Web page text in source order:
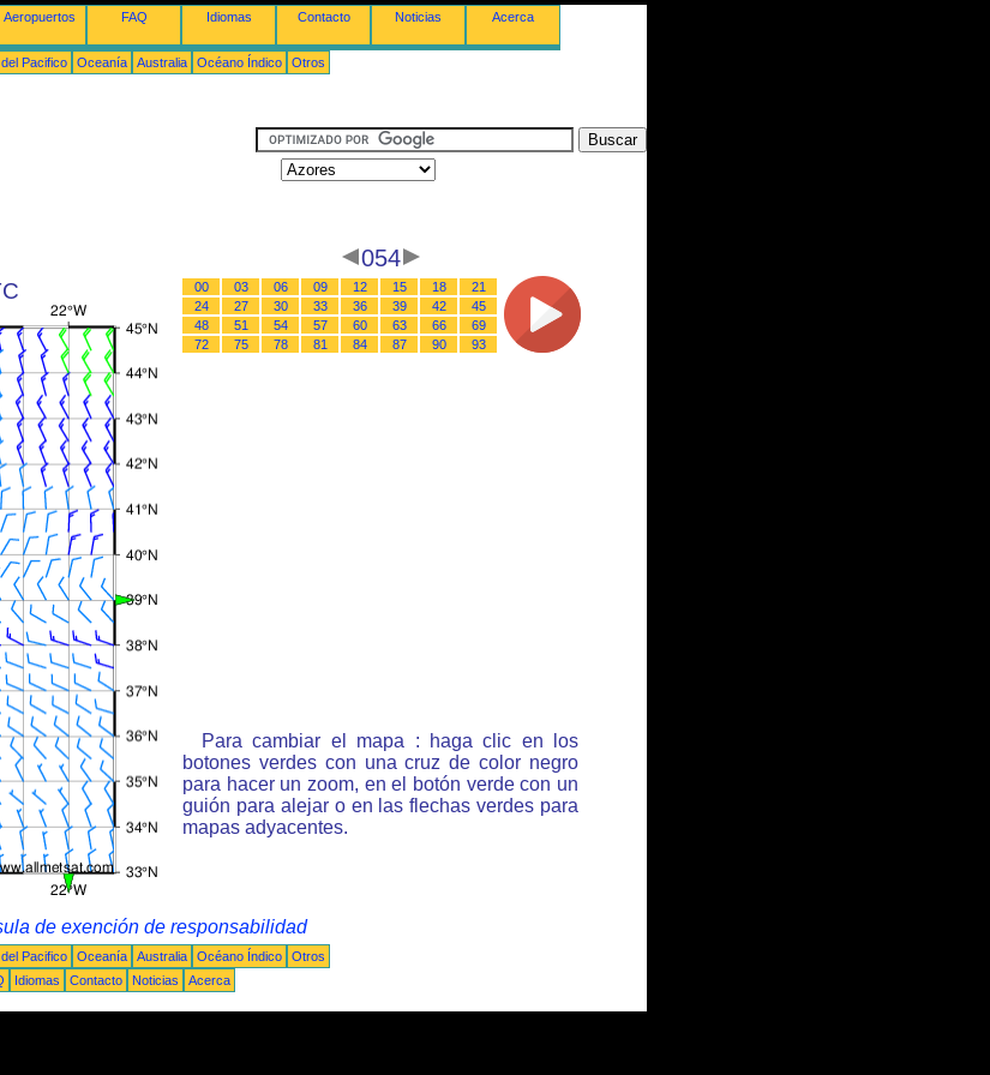
Aeropuertos FAQ Idiomas Contacto Noticias Acerca
Pacifico Oceanía Australia Océano Índico Otros
054
00 03 06 09 12 15 18
21
24
27 30 33 36 39 42
45
48
51 54 57 60 63 66
69
72
75 78 81 84 87 90 93
Para cambiar el mapa : haga clic en los
botones verdes con una cruz de color negro
para hacer un zoom, en el botón verde con un
guión para alejar o en las flechas verdes para
mapas adyacentes.
de exención de responsabilidad
Pacifico Oceanía Australia Océano Índico
Otros
Idiomas Contacto Noticias Acerca